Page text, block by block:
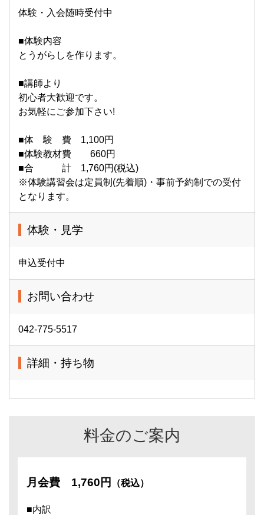
体験・入会随時受付中
■体験内容
とうがらしを作ります。
■講師より
初心者大歓迎です。
お気軽にご参加下さい!
■体 験 費 1,100円
■体験教材費 660円
■合 計 1,760円(税込)
※体験講習会は定員制(先着順)・事前予約制での受付
となります。
体験・見学
申込受付中
お問い合わせ
042-775-5517
詳細・持ち物
料金のご案内
月会費 1,760円 （税込）
■内訳